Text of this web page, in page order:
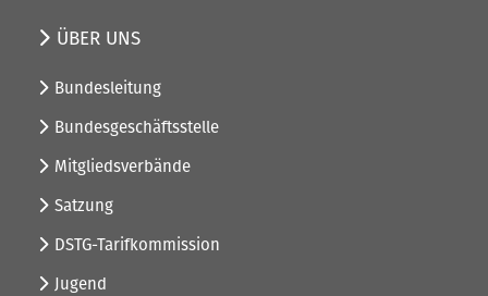
ÜBER UNS
Bundesleitung
Bundesgeschäftsstelle
Mitgliedsverbände
Satzung
DSTG-Tarifkommission
Jugend